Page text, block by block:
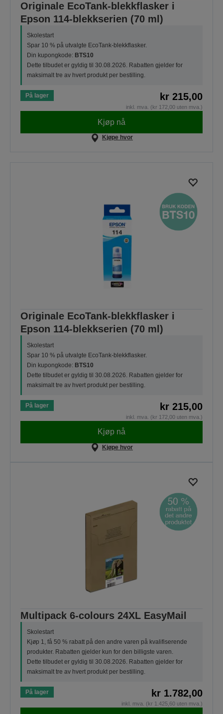
Originale EcoTank-blekkflasker i
Epson 114-blekkserien (70 ml)
Skolestart
Spar 10 % på utvalgte EcoTank-blekkflasker.
Din kupongkode: BTS10
Dette tilbudet er gyldig til 30.08.2026. Rabatten gjelder for
maksimalt tre av hvert produkt per bestilling.
På lager kr 215,00
inkl. mva. (kr 172,00 uten mva.)
Kjøp nå
Kjøpe hvor
Originale EcoTank-blekkflasker i
Epson 114-blekkserien (70 ml)
Skolestart
Spar 10 % på utvalgte EcoTank-blekkflasker.
Din kupongkode: BTS10
Dette tilbudet er gyldig til 30.08.2026. Rabatten gjelder for
maksimalt tre av hvert produkt per bestilling.
På lager kr 215,00
inkl. mva. (kr 172,00 uten mva.)
Kjøp nå
Kjøpe hvor
Multipack 6-colours 24XL EasyMail
Skolestart
Kjøp 1, få 50 % rabatt på den andre varen på kvalifiserende
produkter. Rabatten gjelder kun for den billigste varen.
Dette tilbudet er gyldig til 30.08.2026. Rabatten gjelder for
maksimalt tre av hvert produkt per bestilling.
På lager kr 1.782,00
inkl. mva. (kr 1.425,60 uten mva.)